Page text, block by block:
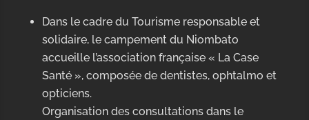
Dans le cadre du Tourisme responsable et
solidaire, le campement du Niombato
accueille l’association française « La Case
Santé », composée de dentistes, ophtalmo et
opticiens.
Organisation des consultations dans le